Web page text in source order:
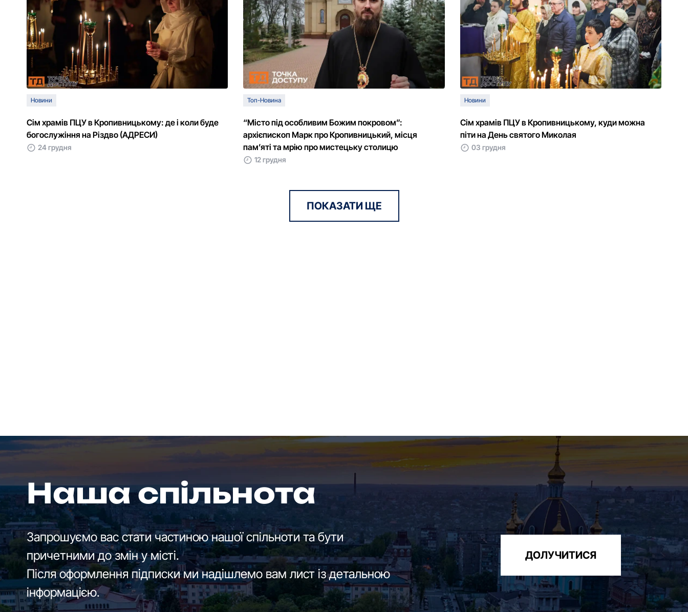
Новини
Сім храмів ПЦУ в Кропивницькому: де і коли буде
богослужіння на Різдво (АДРЕСИ)
24 грудня
Топ-Новина
“Місто під особливим Божим покровом”:
архієпископ Марк про Кропивницький, місця
памʼяті та мрію про мистецьку столицю
12 грудня
Новини
Сім храмів ПЦУ в Кропивницькому, куди можна
піти на День святого Миколая
03 грудня
ПОКАЗАТИ ЩЕ
Наша спільнота
Запрошуємо вас стати частиною нашої спільноти та бути
причетними до змін у місті.
Після оформлення підписки ми надішлемо вам лист із детальною
інформацією.
ДОЛУЧИТИСЯ